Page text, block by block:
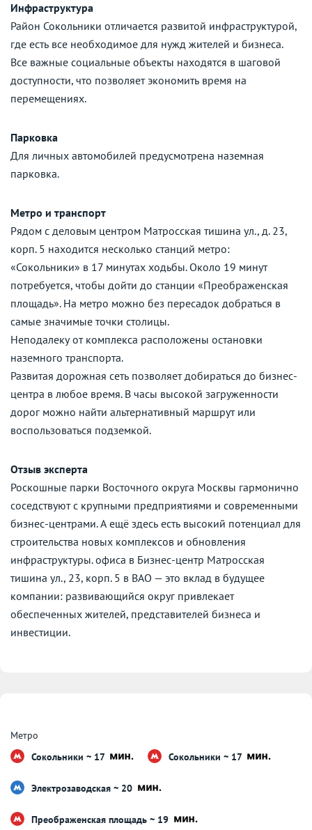
Инфраструктура
Район Сокольники отличается развитой инфраструктурой,
где есть все необходимое для нужд жителей и бизнеса.
Все важные социальные объекты находятся в шаговой
доступности, что позволяет экономить время на
перемещениях.
Парковка
Для личных автомобилей предусмотрена наземная
парковка.
Метро и транспорт
Рядом с деловым центром Матросская тишина ул., д. 23,
корп. 5 находится несколько станций метро:
«Сокольники» в 17 минутах ходьбы. Около 19 минут
потребуется, чтобы дойти до станции «Преображенская
площадь». На метро можно без пересадок добраться в
самые значимые точки столицы.
Неподалеку от комплекса расположены остановки
наземного транспорта.
Развитая дорожная сеть позволяет добираться до бизнес-
центра в любое время. В часы высокой загруженности
дорог можно найти альтернативный маршрут или
воспользоваться подземкой.
Отзыв эксперта
Роскошные парки Восточного округа Москвы гармонично
соседствуют с крупными предприятиями и современными
бизнес-центрами. А ещё здесь есть высокий потенциал для
строительства новых комплексов и обновления
инфраструктуры. офиса в Бизнес-центр Матросская
тишина ул., 23, корп. 5 в ВАО — это вклад в будущее
компании: развивающийся округ привлекает
обеспеченных жителей, представителей бизнеса и
инвестиции.
Метро
Сокольники ~ 17
Сокольники ~ 17
Электрозаводская ~ 20
Преображенская площадь ~ 19